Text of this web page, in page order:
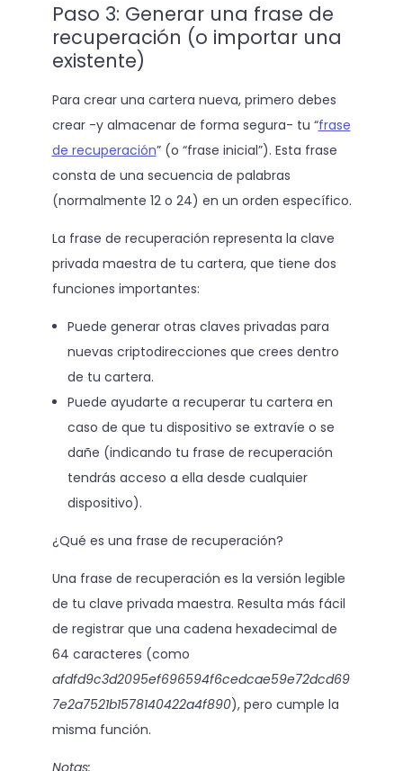
Paso 3: Generar una frase de
recuperación (o importar una
existente)
Para crear una cartera nueva, primero debes
crear -y almacenar de forma segura- tu “frase
de recuperación” (o “frase inicial”). Esta frase
consta de una secuencia de palabras
(normalmente 12 o 24) en un orden específico.
La frase de recuperación representa la clave
privada maestra de tu cartera, que tiene dos
funciones importantes:
Puede generar otras claves privadas para
nuevas criptodirecciones que crees dentro
de tu cartera.
Puede ayudarte a recuperar tu cartera en
caso de que tu dispositivo se extravíe o se
dañe (indicando tu frase de recuperación
tendrás acceso a ella desde cualquier
dispositivo).
¿Qué es una frase de recuperación?
Una frase de recuperación es la versión legible
de tu clave privada maestra. Resulta más fácil
de registrar que una cadena hexadecimal de
64 caracteres (como
afdfd9c3d2095ef696594f6cedcae59e72dcd69
7e2a7521b1578140422a4f890), pero cumple la
misma función.
Notas: